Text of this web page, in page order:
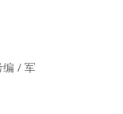
编 / 军